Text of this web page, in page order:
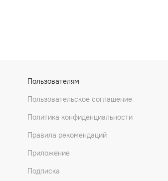
Пользователям
Пользовательское соглашение
Политика конфиденциальности
Правила рекомендаций
Приложение
Подписка